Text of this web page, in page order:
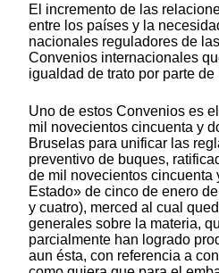
El incremento de las
entre los países y la
nacionales reguladores de
Convenios internacionales
igualdad de trato por parte
Uno de estos Convenios es
mil novecientos cincuenta y
Bruselas para unificar las
preventivo de buques,
de mil novecientos cincuenta
Estado» de cinco de enero
y cuatro), merced al cual
generales sobre la materia,
parcialmente han logrado
aun ésta, con referencia a